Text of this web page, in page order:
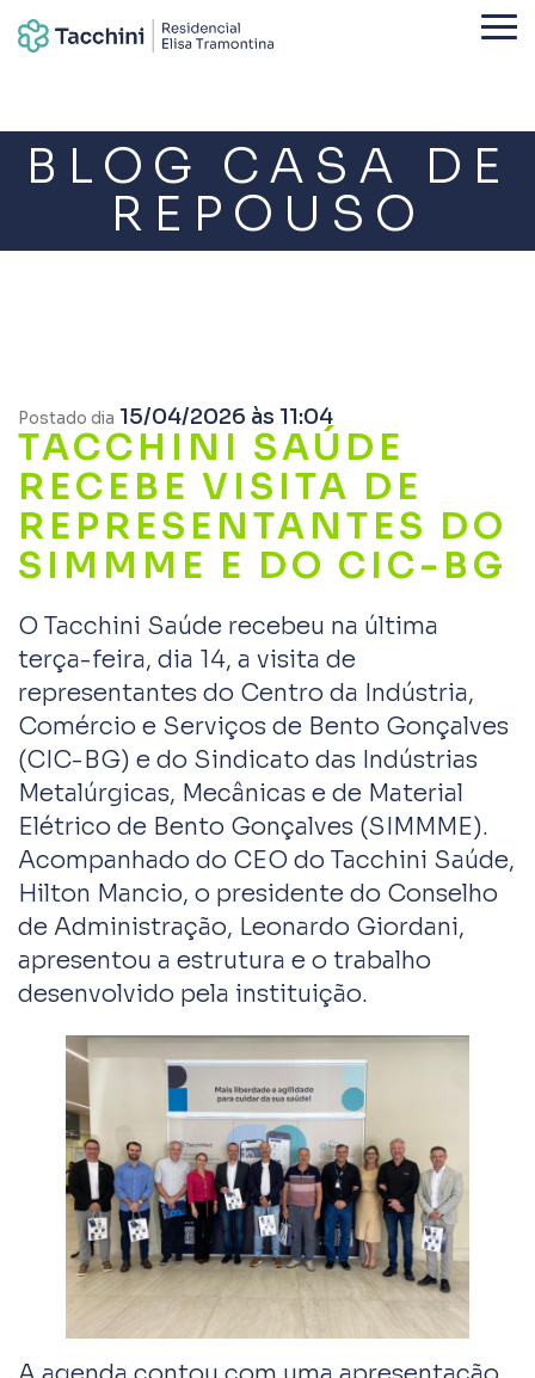
BLOG CASA DE
REPOUSO
Postado dia 15/04/2026 às 11:04
TACCHINI SAÚDE
RECEBE VISITA DE
REPRESENTANTES DO
SIMMME E DO CIC-BG
O Tacchini Saúde recebeu na última
terça-feira, dia 14, a visita de
representantes do Centro da Indústria,
Comércio e Serviços de Bento Gonçalves
(CIC-BG) e do Sindicato das Indústrias
Metalúrgicas, Mecânicas e de Material
Elétrico de Bento Gonçalves (SIMMME).
Acompanhado do CEO do Tacchini Saúde,
Hilton Mancio, o presidente do Conselho
de Administração, Leonardo Giordani,
apresentou a estrutura e o trabalho
desenvolvido pela instituição.